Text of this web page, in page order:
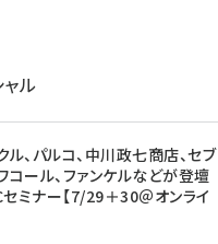
ル
ル、パルコ、中川政七商店、セブ
コール、ファンケルなどが登壇
ミナー【7/29＋30＠オンライ